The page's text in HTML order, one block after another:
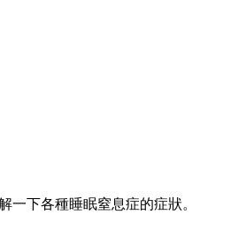
下各種睡眠窒息症的症狀。